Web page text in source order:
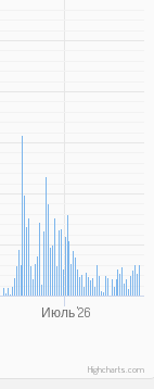
Июль '26
Highcharts.com